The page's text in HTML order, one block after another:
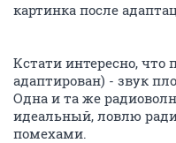
картинка после
Кстати интересно,
адаптирован) - звук
Одна и та же
идеальный, ловлю
помехами.